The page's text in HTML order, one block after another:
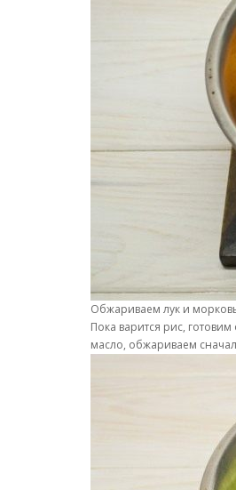
Обжариваем лук и
Пока варится рис,
масло, обжариваем